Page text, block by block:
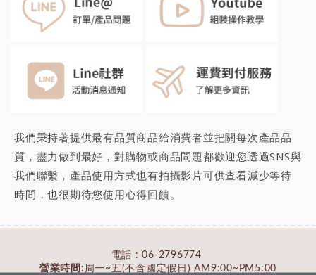
我們秉持著提供最有品質商品給消費者並把關每次產品品
質，盡力做到最好，對購物或商品問題都歡迎您透過SNS與
我們聯繫，產品使用方式也有拍攝影片可供查看減少等待
時間，也很期待您使用心得回饋。
電話 :06-2796774
營業時間: 周一~五(不含國定假日) AM9:00~PM5:00